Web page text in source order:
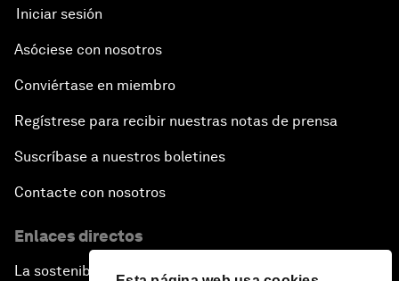
Iniciar sesión
Asóciese con nosotros
Conviértase en miembro
Regístrese para recibir nuestras notas de prensa
Suscríbase a nuestros boletines
Contacte con nosotros
Enlaces directos
La sostenibilidad en el Foro